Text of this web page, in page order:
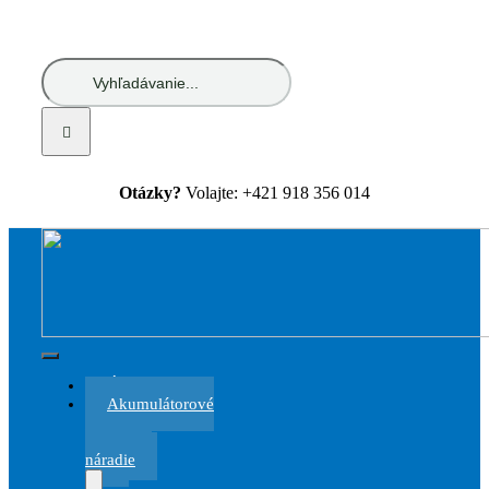
content
Hľadať:
Otázky? Volajte: +421 918 356 014
Toggle
Navigation
Akumulátorové
náradie